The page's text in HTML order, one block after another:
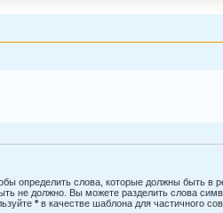
определить слова, которые должны быть в
не должно. Вы можете разделить слова
* в качестве шаблона для частичного